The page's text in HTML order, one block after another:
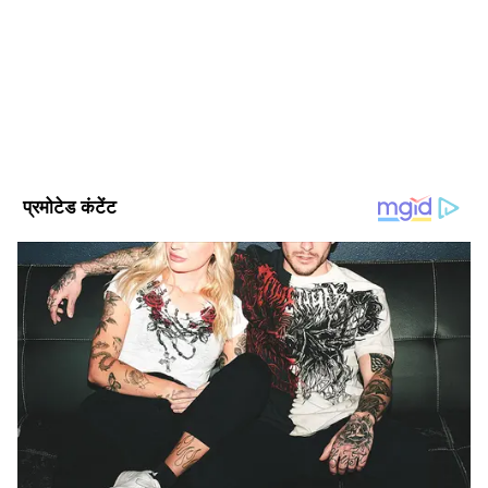
इलाज के लिए पालपुर रैफर किया चौथा शावक
वहीं चौथे शावक की हालत स्थिर है फिर भी प्रॉपर इलाज
के लिए उसे कूनो से पालपुर स्थित हॉस्पिटल भेजा गया है।
DOWNLOAD APP